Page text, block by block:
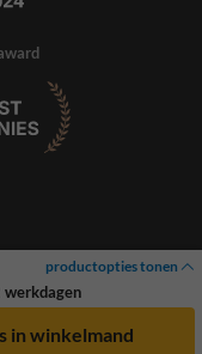
productopties tonen